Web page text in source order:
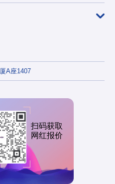
A座1407
扫码获取
网红报价